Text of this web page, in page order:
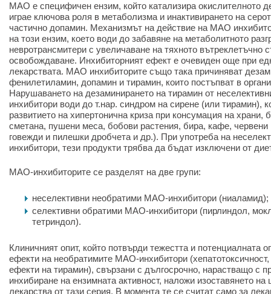
МАО е специфичен ензим, който катализира окислителното
играе ключова роля в метаболизма и инактивирането на
частично допамин. Механизмът на действие на МАО
на този ензим, което води до забавяне на метаболитното
невротрансмитери с увеличаване на тяхното вътреклетъчно
освобождаване. Инхибиторният ефект е очевиден още при
лекарствата. МАО инхибиторите също така причиняват
фенилетиламин, допамин и тирамин, които постъпват в
Нарушаването на дезаминирането на тирамин от
инхибитори води до т.нар. синдром на сирене (или тирамин),
развитието на хипертонична криза при консумация на храни,
сметана, пушени меса, бобови растения, бира, кафе,
говежди и пилешки дробчета и др.). При употреба на
инхибитори, тези продукти трябва да бъдат изключени от
МАО-инхибиторите се разделят на две групи:
неселективни необратими МАО-инхибитори (ниаламид);
селективни обратими МАО-инхибитори (пирлиндол,
тетриндол).
Клиничният опит, който потвърди тежестта и потенциалната
ефекти на необратимите МАО-инхибитори
ефекти на тирамин), свързани с дългосрочно, нарастващо с
инхибиране на ензимната активност, наложи изоставянето
лекарства от тази серия. В момента те се считат само за